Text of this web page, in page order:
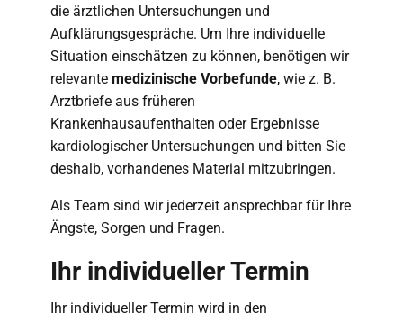
die ärztlichen Untersuchungen und
Aufklärungsgespräche. Um Ihre individuelle
Situation einschätzen zu können, benötigen wir
relevante medizinische Vorbefunde, wie z. B.
Arztbriefe aus früheren
Krankenhausaufenthalten oder Ergebnisse
kardiologischer Untersuchungen und bitten Sie
deshalb, vorhandenes Material mitzubringen.
Als Team sind wir jederzeit ansprechbar für Ihre
Ängste, Sorgen und Fragen.
Ihr individueller Termin
Ihr individueller Termin wird in den